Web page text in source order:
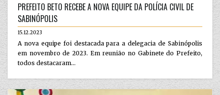
PREFEITO BETO RECEBE A NOVA EQUIPE DA POLÍCIA CIVIL DE
SABINÓPOLIS
15.12.2023
A nova equipe foi destacada para a delegacia de Sabinópolis
em novembro de 2023. Em reunião no Gabinete do Prefeito,
todos destacaram...